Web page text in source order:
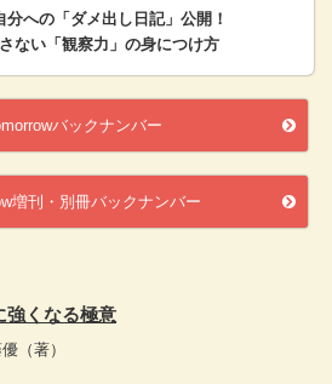
への「ダメ出し日記」公開！
ない「観察力」の身につけ方
バックナンバー
増刊・別冊バックナンバー
強くなる極意
（著）